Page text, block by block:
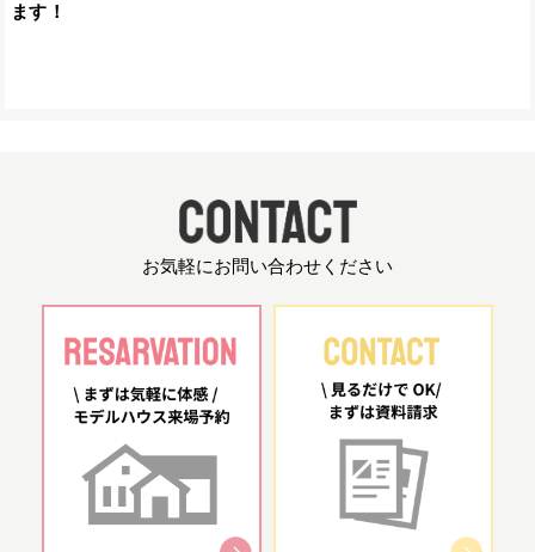
ます！
お気軽にお問い合わせください